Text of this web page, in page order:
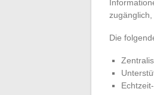
zugänglich,
Die